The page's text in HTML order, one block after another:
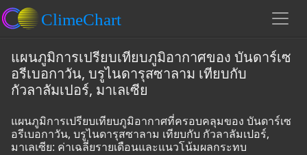
แผนภูมิการเปรียบเทียบภูมิอากาศของ บันดาร์เซ
อรีเบอกาวัน, บรูไนดารุสซาลาม เทียบกับ
กัวลาลัมเปอร์, มาเลเซีย
แผนภูมิการเปรียบเทียบภูมิอากาศที่ครอบคลุมของ บันดาร์เซ
อรีเบอกาวัน, บรูไนดารุสซาลาม เทียบกับ กัวลาลัมเปอร์,
มาเลเซีย: ค่าเฉลี่ยรายเดือนและแนวโน้มผลกระทบ